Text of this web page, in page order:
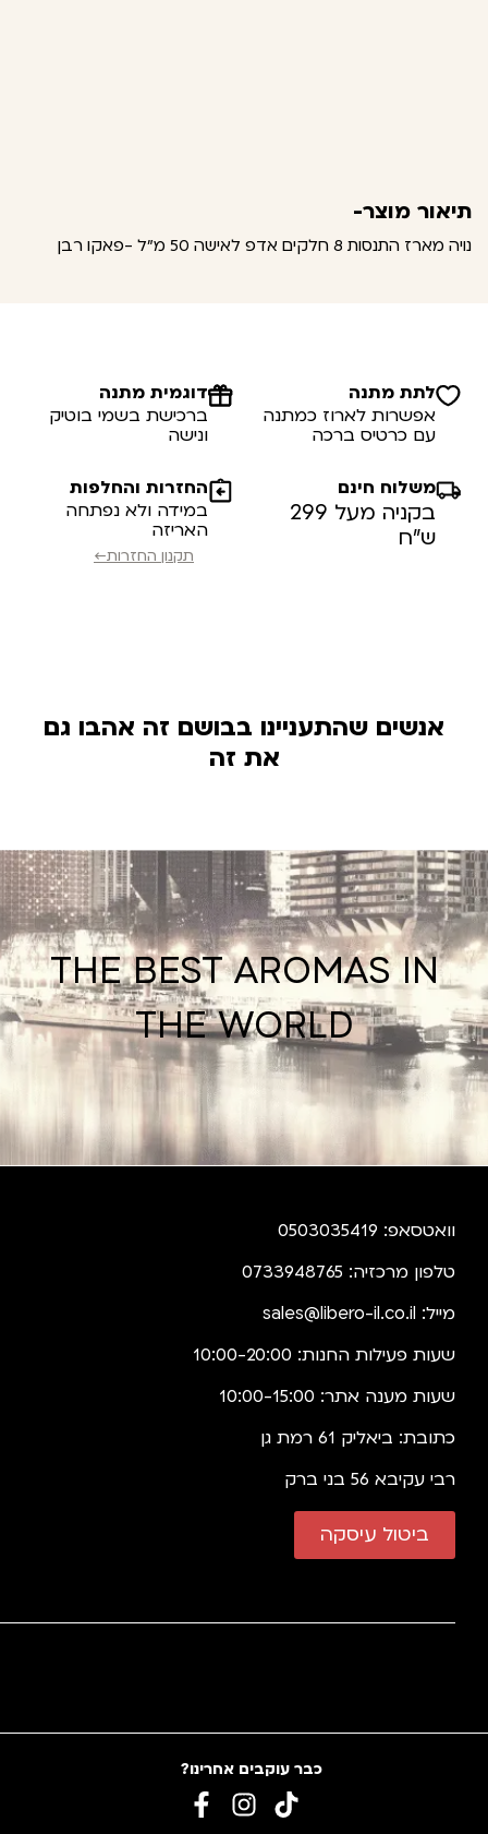
תיאור מוצר-
נויה מארז התנסות 8 חלקים אדפ לאישה 50 מ"ל -פאקו רבן
לתת מתנה
אפשרות לארוז כמתנה
עם כרטיס ברכה
דוגמית מתנה
ברכישת בשמי בוטיק
ונישה
משלוח חינם
בקניה מעל 299
ש”ח
החזרות והחלפות
במידה ולא נפתחה
האריזה
תקנון החזרות←
אנשים שהתעניינו בבושם זה אהבו גם
את זה
THE BEST AROMAS IN
THE WORLD
וואטסאפ: 0503035419
טלפון מרכזיה: 0733948765
מייל: sales@libero-il.co.il
שעות פעילות החנות: 10:00-20:00
שעות מענה אתר: 10:00-15:00
כתובת: ביאליק 61 רמת גן
רבי עקיבא 56 בני ברק
ביטול עיסקה
כבר עוקבים אחרינו?